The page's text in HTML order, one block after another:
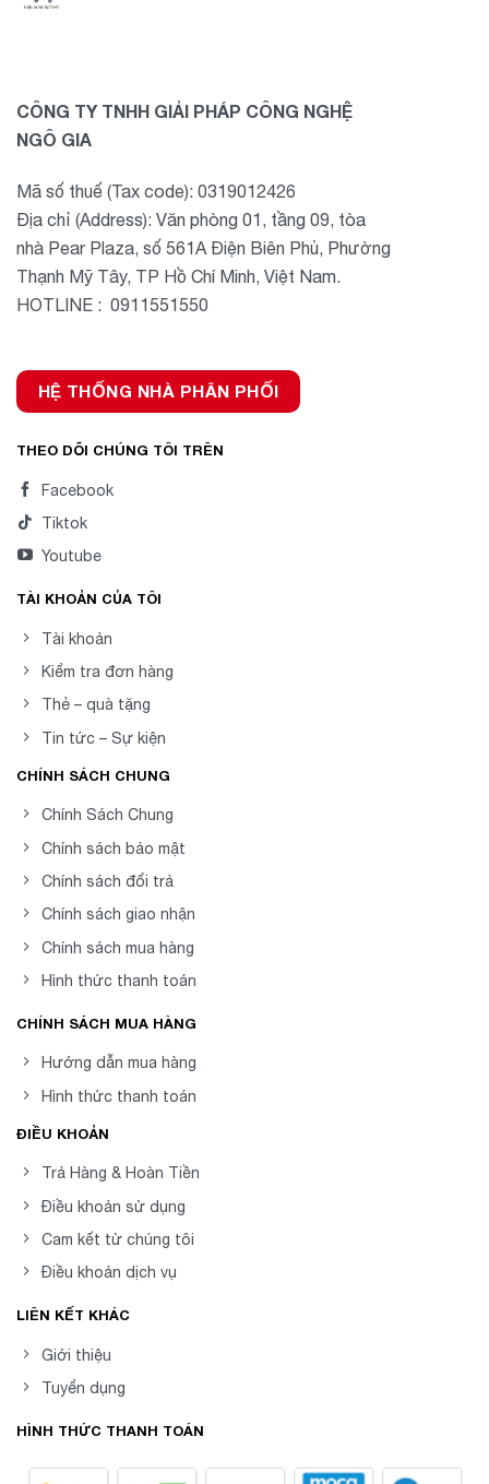
CÔNG TY TNHH GIẢI PHÁP CÔNG NGHỆ
NGÔ GIA
Mã số thuế (Tax code): 0319012426
Địa chỉ (Address): Văn phòng 01, tầng 09, tòa
nhà Pear Plaza, số 561A Điện Biên Phủ, Phường
Thạnh Mỹ Tây, TP Hồ Chí Minh, Việt Nam.
HOTLINE : 0911551550
HỆ THỐNG NHÀ PHÂN PHỐI
THEO DÕI CHÚNG TÔI TRÊN
Facebook
Tiktok
Youtube
TÀI KHOẢN CỦA TÔI
Tài khoản
Kiểm tra đơn hàng
Thẻ – quà tặng
Tin tức – Sự kiện
CHÍNH SÁCH CHUNG
Chính Sách Chung
Chính sách bảo mật
Chính sách đổi trả
Chính sách giao nhận
Chính sách mua hàng
Hình thức thanh toán
CHÍNH SÁCH MUA HÀNG
Hướng dẫn mua hàng
Hình thức thanh toán
ĐIỀU KHOẢN
Trả Hàng & Hoàn Tiền
Điều khoản sử dụng
Cam kết từ chúng tôi
Điều khoản dịch vụ
LIÊN KẾT KHÁC
Giới thiệu
Tuyển dụng
HÌNH THỨC THANH TOÁN